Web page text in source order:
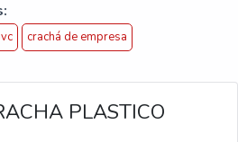
crachá de empresa
PLASTICO